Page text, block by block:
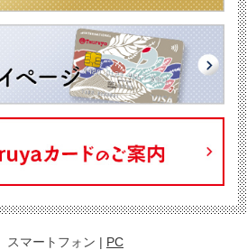
スマートフォン | PC